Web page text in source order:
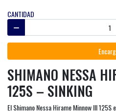
CANTIDAD
SHIMANO NESSA
125S – SINKING
El Shimano Nessa Hirame Minnow III